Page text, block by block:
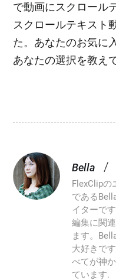
で動画にスクロール
スクロールテキスト
た。あなたのお気に
あなたの選択を教え
Bella /
FlexClipの
である
イターで
編集に関
ます。
大好きで
べてが神
ています.